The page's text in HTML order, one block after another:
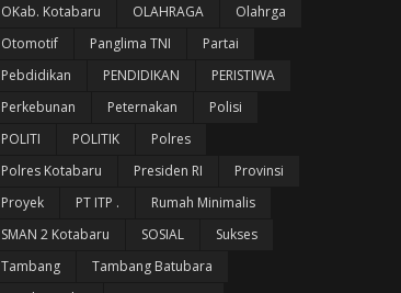
OKab. Kotabaru
OLAHRAGA
Olahrga
Otomotif
Panglima TNI
Partai
Pebdidikan
PENDIDIKAN
PERISTIWA
Perkebunan
Peternakan
Polisi
POLITI
POLITIK
Polres
Polres Kotabaru
Presiden RI
Provinsi
Proyek
PT ITP .
Rumah Minimalis
SMAN 2 Kotabaru
SOSIAL
Sukses
Tambang
Tambang Batubara